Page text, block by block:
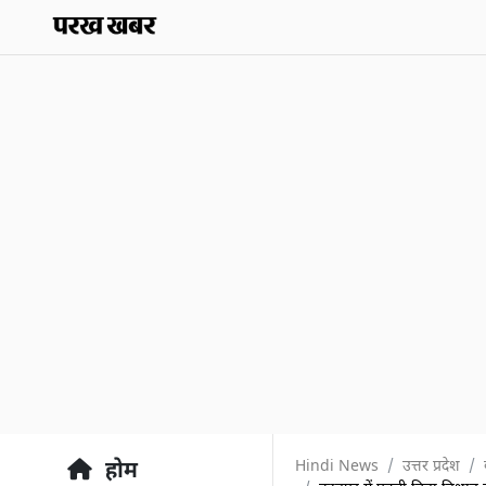
होम
Hindi News उत्तर प्रदेश